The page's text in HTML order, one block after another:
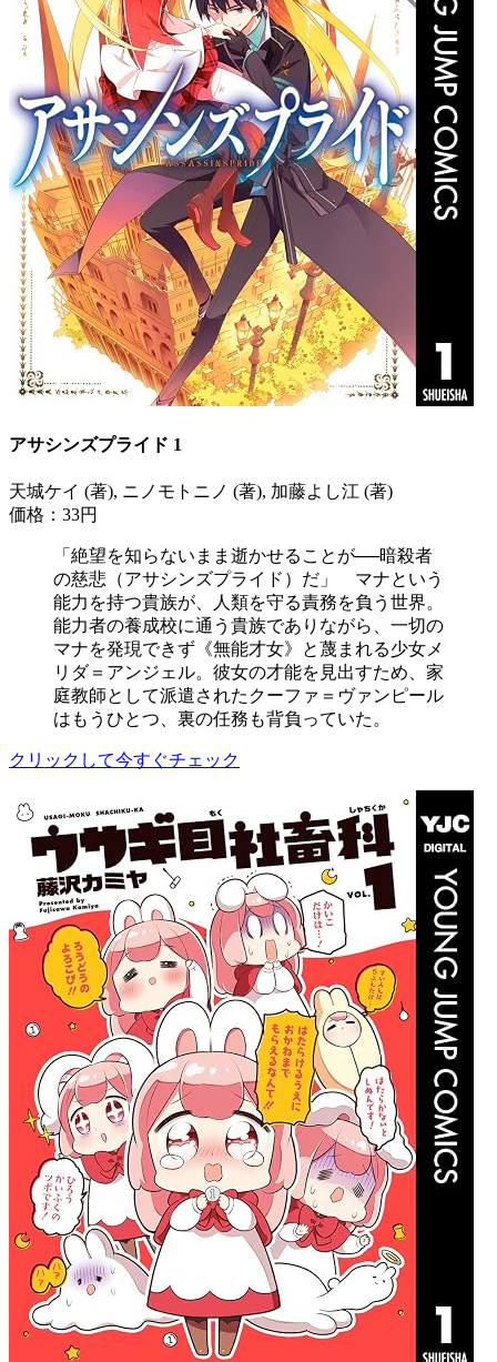
アサシンズプライド 1
天城ケイ (著), ニノモトニノ (著), 加藤よし江 (著)
価格：33円
「絶望を知らないまま逝かせることが──暗殺者
の慈悲（アサシンズプライド）だ」 マナという
能力を持つ貴族が、人類を守る責務を負う世界。
能力者の養成校に通う貴族でありながら、一切の
マナを発現できず《無能才女》と蔑まれる少女メ
リダ＝アンジェル。彼女の才能を見出すため、家
庭教師として派遣されたクーファ＝ヴァンピール
はもうひとつ、裏の任務も背負っていた。
クリックして今すぐチェック